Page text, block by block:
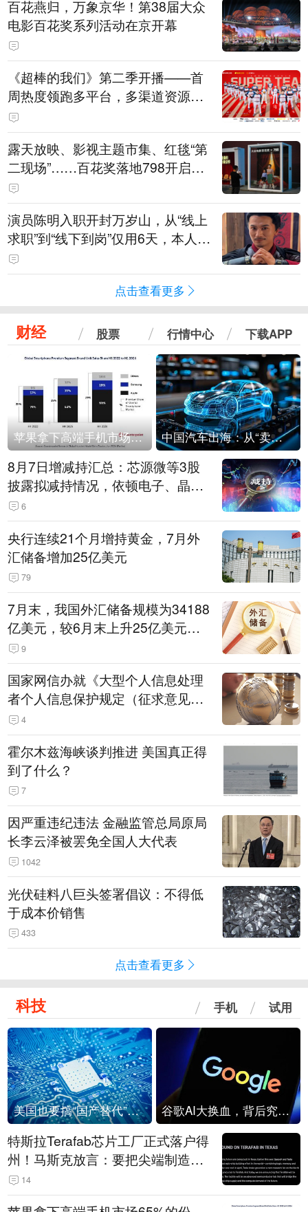
百花燕归，万象京华！第38届大众
电影百花奖系列活动在京开幕
《超棒的我们》第二季开播——首
周热度领跑多平台，多渠道资源加
持助推棒球文化出圈
露天放映、影视主题市集、红毯“第
二现场”……百花奖落地798开启城
市文化体验新场景
演员陈明入职开封万岁山，从“线上
求职”到“线下到岗”仅用6天，本人发
声
点击查看更多
财经 股票 行情中心 下载APP
苹果拿下高端手机市场65%的份额：iPhone 17系列功不可没 中国汽车出海：从“卖出去”到“走进去”
8月7日增减持汇总：芯源微等3股
披露拟减持情况，依顿电子、晶华
微拟增持（表）
6
央行连续21个月增持黄金，7月外
汇储备增加25亿美元
79
7月末，我国外汇储备规模为34188
亿美元，较6月末上升25亿美元，
升幅为0.07%
9
国家网信办就《大型个人信息处理
者个人信息保护规定（征求意见
稿）》公开征求意见
4
霍尔木兹海峡谈判推进 美国真正得
到了什么？
7
因严重违纪违法 金融监管总局原局
长李云泽被罢免全国人大代表
1042
光伏硅料八巨头签署倡议：不得低
于成本价销售
433
点击查看更多
科技 手机 试用
美国也要搞“国产替代”？先算清三笔账 谷歌AI大换血，背后究竟发生了什么？
特斯拉Terafab芯片工厂正式落户得
州！马斯克放言：要把尖端制造带
回美国
14